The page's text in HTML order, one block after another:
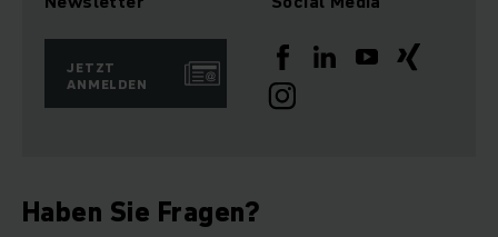
JETZT
ANMELDEN
Haben Sie Fragen?